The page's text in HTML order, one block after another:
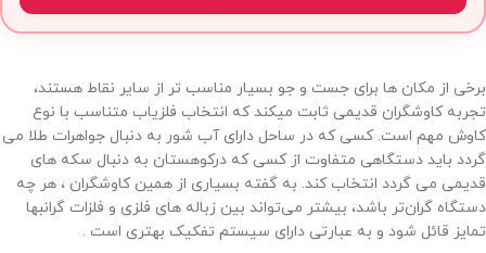
برخی از مکان ها برای جست و جو بسیار مناسب تر از سایر نقاط هستند،
تجربه کاوشگران قدیمی ثابت میکند که انتخاب فلزیاب متناسب با نوع
کاوش مهم است. کسی که در ساحل دارای آب شور به دنبال جواهرات طلا می
گردد باید دستگاهی متفاوت از کسی که درکوهستان به دنبال سکه های
قدیمی می گردد انتخاب کند. به گفته بسیاری از همین کاوشگران ، هر چه
دستگاه گران‌تر باشد، بیشتر می‌تواند بین زباله های فلزی و فلزات گرانبها
تمایز قائل شود و به عبارتی دارای سیستم تفکیک بهتری است .